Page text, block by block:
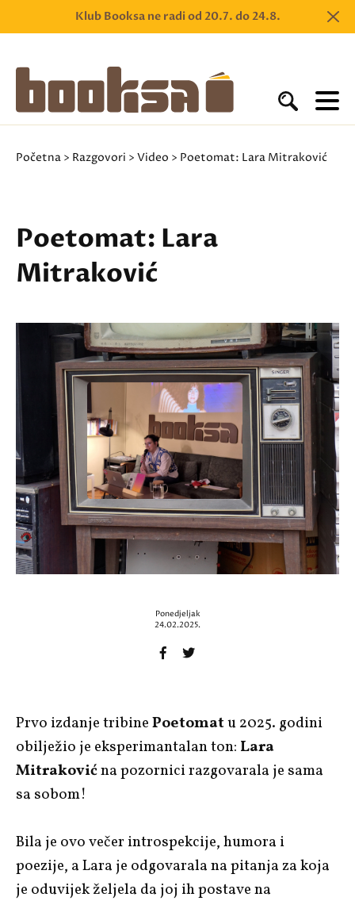
Klub Booksa ne radi od 20.7. do 24.8.
Početna > Razgovori > Video > Poetomat: Lara Mitraković
Poetomat: Lara
Mitraković
Ponedjeljak
24.02.2025.
Prvo izdanje tribinePoetomatu 2025. godini
obilježio je eksperimantalan ton: Lara
Mitrakovićna pozornici razgovarala je sama
sa sobom!
Bila je ovo večer introspekcije, humora i
poezije, aLara je odgovarala na pitanja za koja
je oduvijek željela da joj ih postave na